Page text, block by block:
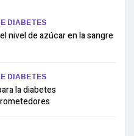
DIABETES
nivel de azúcar en la sangre
DIABETES
la diabetes